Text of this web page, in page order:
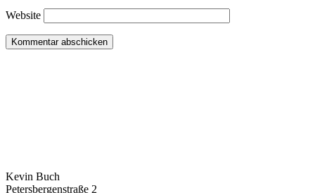
Website
Kevin Buch
Petersbergenstraße 2